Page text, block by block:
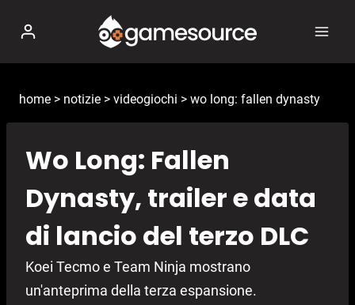
contenuto
home > notizie > videogiochi > wo long: fallen dynasty
Wo Long: Fallen
Dynasty, trailer e data
di lancio del terzo DLC
Koei Tecmo e Team Ninja mostrano
un'anteprima della terza espansione.